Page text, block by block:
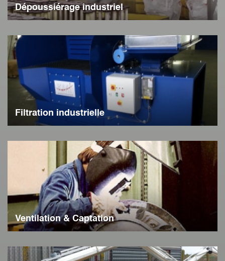
Dépoussiérage industriel
Filtration industrielle
Ventilation & Captation